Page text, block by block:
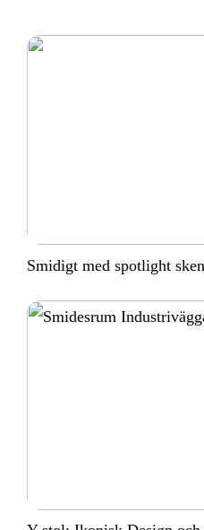
Smidigt med spotlight